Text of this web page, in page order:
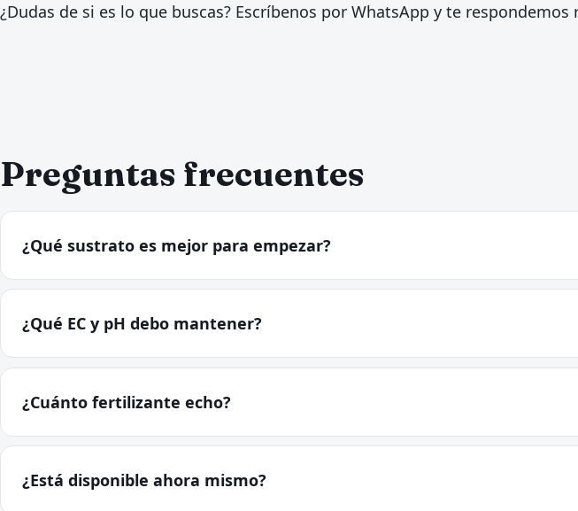
¿Dudas de si es lo que buscas? Escríbenos por WhatsApp y te respondemos
Preguntas frecuentes
¿Qué sustrato es mejor para empezar?
¿Qué EC y pH debo mantener?
¿Cuánto fertilizante echo?
¿Está disponible ahora mismo?